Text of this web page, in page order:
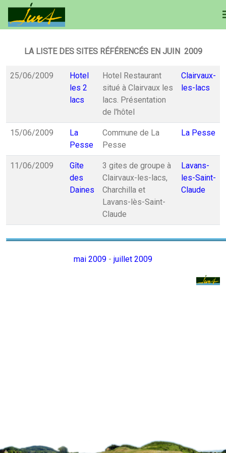
LA LISTE DES SITES RÉFÉRENCÉS EN JUIN 2009
25/06/2009
Hotel
les 2
lacs
Hotel Restaurant
situé à Clairvaux les
lacs. Présentation
de l'hôtel
Clairvaux-
les-lacs
15/06/2009
La
Pesse
Commune de La
Pesse
La Pesse
11/06/2009
Gîte
des
Daines
3 gites de groupe à
Clairvaux-les-lacs,
Charchilla et
Lavans-lès-Saint-
Claude
Lavans-
les-Saint-
Claude
mai 2009 - juillet 2009